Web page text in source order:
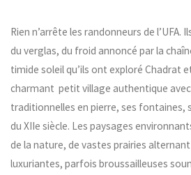
Rien n’arrête les randonneurs de l’UFA.
du verglas, du froid annoncé par la
timide soleil qu’ils ont exploré Chadrat
charmant petit village authentique
traditionnelles en pierre, ses fontaines,
du XIIe siècle. Les paysages
de la nature, de vastes prairies
luxuriantes, parfois broussailleuses